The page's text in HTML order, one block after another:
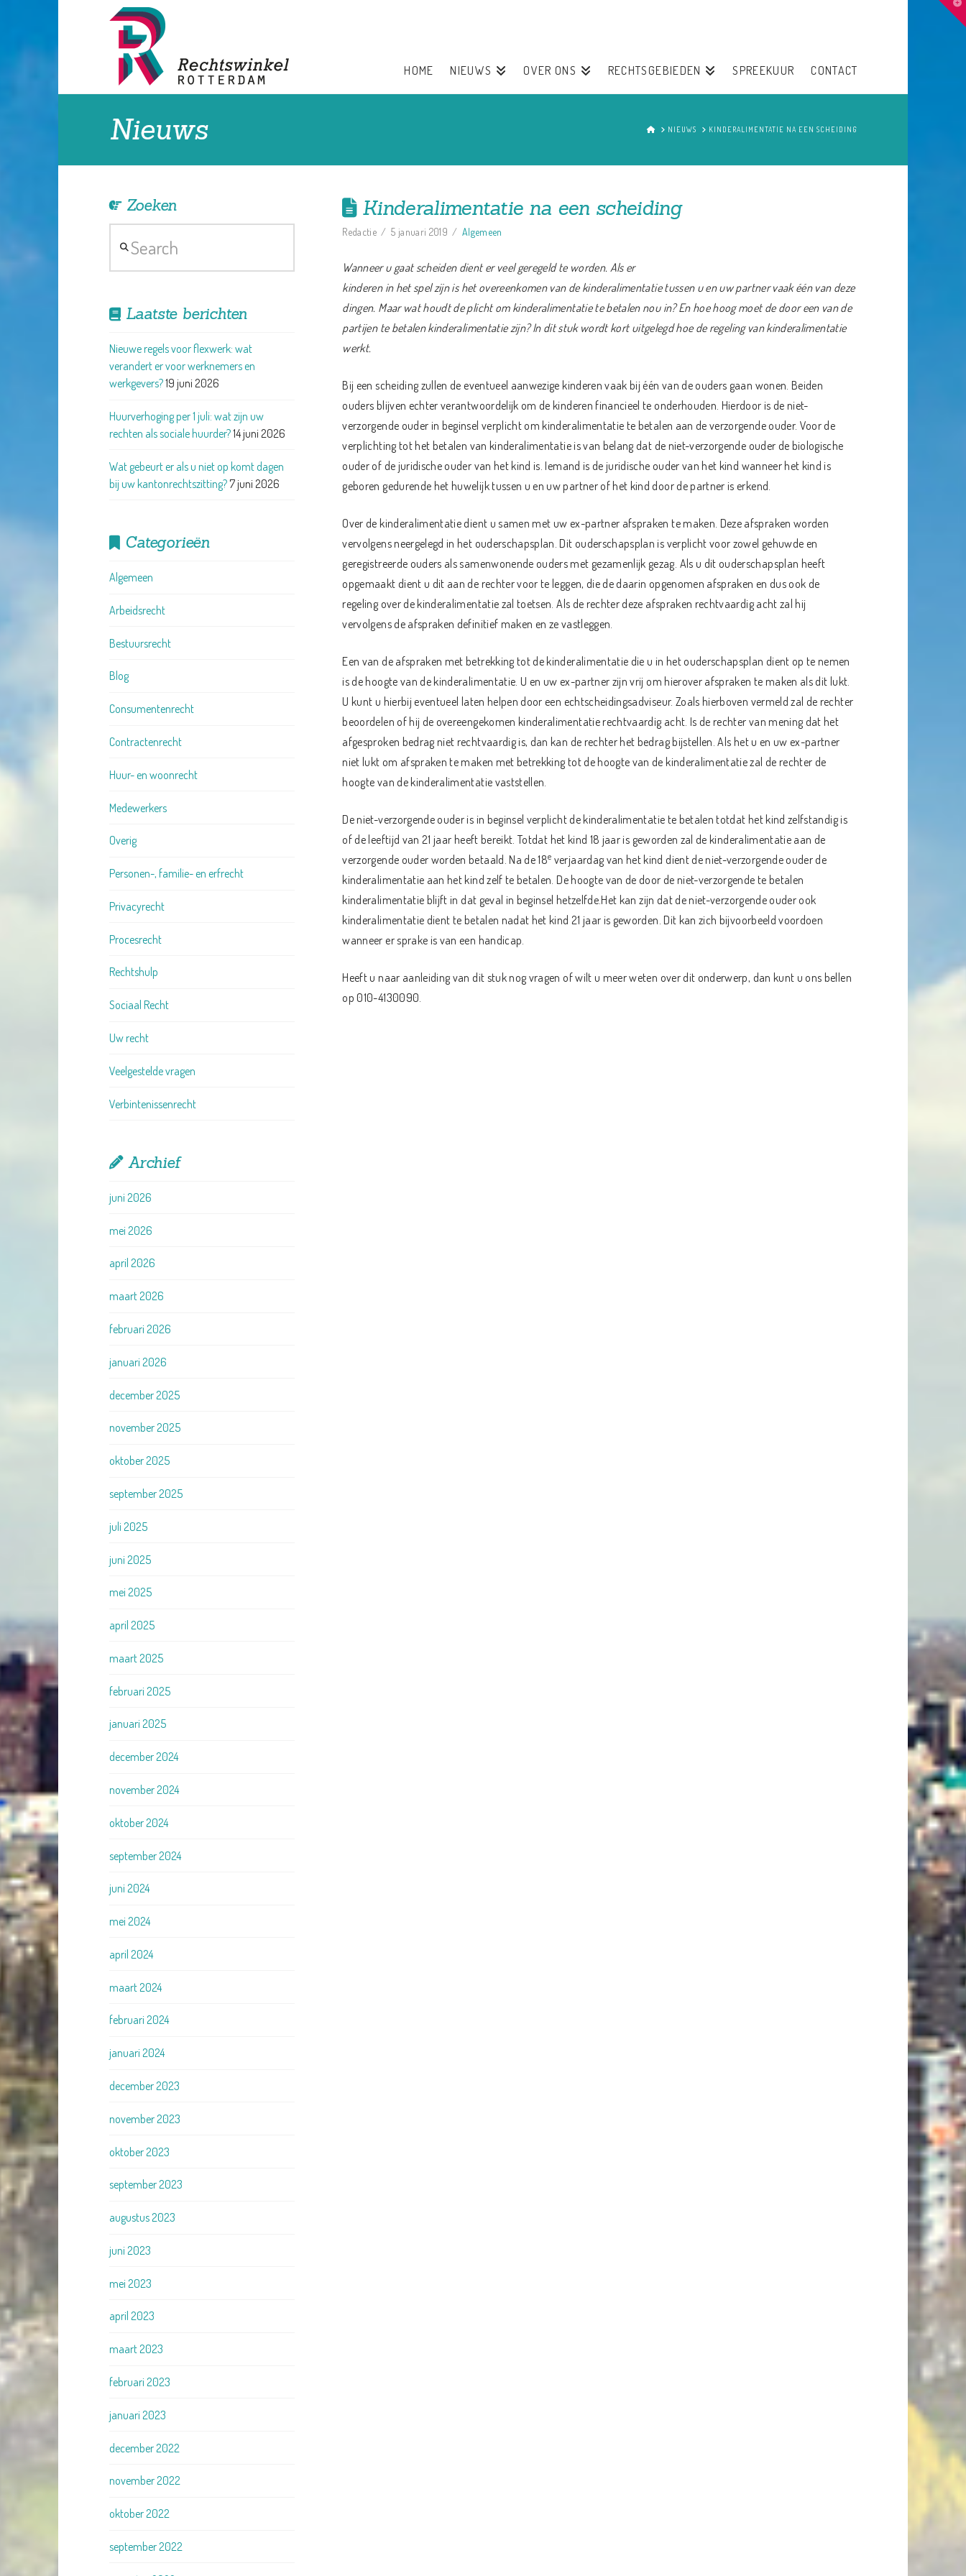
HOME NIEUWS OVER ONS RECHTSGEBIEDEN SPREEKUUR CONTACT
Nieuws HOMENIEUWS KINDERALIMENTATIE NA EEN SCHEIDING
Kinderalimentatie na een scheiding
Redactie 5 januari 2019 Algemeen
Wanneer u gaat scheiden dient er veel geregeld te worden. Als er
kinderen in het spel zijn is het overeenkomen van de kinderalimentatie tussen u en uw partner vaak één van deze
dingen. Maar wat houdt de plicht om kinderalimentatie te betalen nou in? En hoe hoog moet de door een van de
partijen te betalen kinderalimentatie zijn? In dit stuk wordt kort uitgelegd hoe de regeling van kinderalimentatie
werkt.
Bij een scheiding zullen de eventueel aanwezige kinderen vaak bij één van de ouders gaan wonen. Beiden
ouders blijven echter verantwoordelijk om de kinderen financieel te onderhouden. Hierdoor is de niet-
verzorgende ouder in beginsel verplicht om kinderalimentatie te betalen aan de verzorgende ouder. Voor de
verplichting tot het betalen van kinderalimentatie is van belang dat de niet-verzorgende ouder de biologische
ouder of de juridische ouder van het kind is. Iemand is de juridische ouder van het kind wanneer het kind is
geboren gedurende het huwelijk tussen u en uw partner of het kind door de partner is erkend.
Over de kinderalimentatie dient u samen met uw ex-partner afspraken te maken. Deze afspraken worden
vervolgens neergelegd in het ouderschapsplan. Dit ouderschapsplan is verplicht voor zowel gehuwde en
geregistreerde ouders als samenwonende ouders met gezamenlijk gezag. Als u dit ouderschapsplan heeft
opgemaakt dient u dit aan de rechter voor te leggen, die de daarin opgenomen afspraken en dus ook de
regeling over de kinderalimentatie zal toetsen. Als de rechter deze afspraken rechtvaardig acht zal hij
vervolgens de afspraken definitief maken en ze vastleggen.
Een van de afspraken met betrekking tot de kinderalimentatie die u in het ouderschapsplan dient op te nemen
is de hoogte van de kinderalimentatie. U en uw ex-partner zijn vrij om hierover afspraken te maken als dit lukt.
U kunt u hierbij eventueel laten helpen door een echtscheidingsadviseur. Zoals hierboven vermeld zal de rechter
beoordelen of hij de overeengekomen kinderalimentatie rechtvaardig acht. Is de rechter van mening dat het
afgesproken bedrag niet rechtvaardig is, dan kan de rechter het bedrag bijstellen. Als het u en uw ex-partner
niet lukt om afspraken te maken met betrekking tot de hoogte van de kinderalimentatie zal de rechter de
hoogte van de kinderalimentatie vaststellen.
De niet-verzorgende ouder is in beginsel verplicht de kinderalimentatie te betalen totdat het kind zelfstandig is
of de leeftijd van 21 jaar heeft bereikt. Totdat het kind 18 jaar is geworden zal de kinderalimentatie aan de
verzorgende ouder worden betaald. Na de 18e verjaardag van het kind dient de niet-verzorgende ouder de
kinderalimentatie aan het kind zelf te betalen. De hoogte van de door de niet-verzorgende te betalen
kinderalimentatie blijft in dat geval in beginsel hetzelfde.Het kan zijn dat de niet-verzorgende ouder ook
kinderalimentatie dient te betalen nadat het kind 21 jaar is geworden. Dit kan zich bijvoorbeeld voordoen
wanneer er sprake is van een handicap.
Heeft u naar aanleiding van dit stuk nog vragen of wilt u meer weten over dit onderwerp, dan kunt u ons bellen
op 010-4130090.
Zoeken
Laatste berichten
Nieuwe regels voor flexwerk: wat
verandert er voor werknemers en
werkgevers?19 juni 2026
Huurverhoging per 1 juli: wat zijn uw
rechten als sociale huurder?14 juni 2026
Wat gebeurt er als u niet op komt dagen
bij uw kantonrechtszitting?7 juni 2026
Categorieën
Algemeen
Arbeidsrecht
Bestuursrecht
Blog
Consumentenrecht
Contractenrecht
Huur- en woonrecht
Medewerkers
Overig
Personen-, familie- en erfrecht
Privacyrecht
Procesrecht
Rechtshulp
Sociaal Recht
Uw recht
Veelgestelde vragen
Verbintenissenrecht
Archief
juni 2026
mei 2026
april 2026
maart 2026
februari 2026
januari 2026
december 2025
november 2025
oktober 2025
september 2025
juli 2025
juni 2025
mei 2025
april 2025
maart 2025
februari 2025
januari 2025
december 2024
november 2024
oktober 2024
september 2024
juni 2024
mei 2024
april 2024
maart 2024
februari 2024
januari 2024
december 2023
november 2023
oktober 2023
september 2023
augustus 2023
juni 2023
mei 2023
april 2023
maart 2023
februari 2023
januari 2023
december 2022
november 2022
oktober 2022
september 2022